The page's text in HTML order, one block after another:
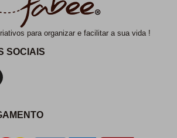
para organizar e facilitar a sua vida !
SOCIAIS